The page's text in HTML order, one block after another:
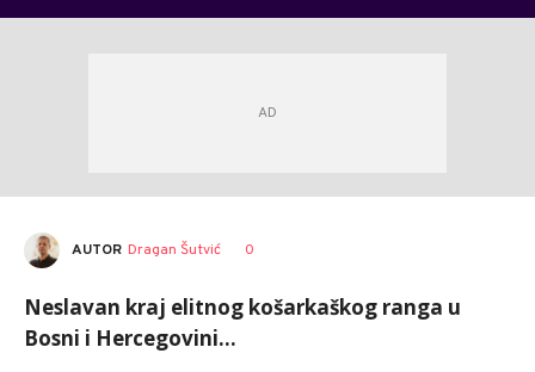
AUTOR Dragan Šutvić 0
Neslavan kraj elitnog košarkaškog ranga u
Bosni i Hercegovini...